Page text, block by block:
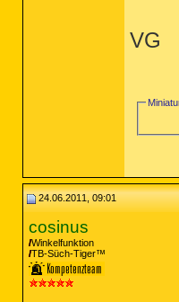
VG
24.06.2011, 09:01
cosinus
Winkelfunktion
TB-Süch-Tiger™